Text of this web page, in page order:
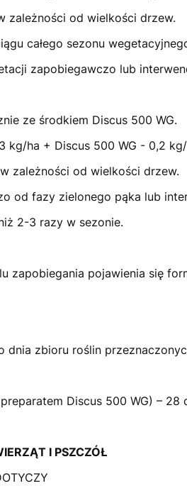
zależności od wielkości drzew.
całego sezonu
zapobiegawczo lub
ze środkiem Discus 500 WG.
kg/ha + Discus 500 WG - 0,2
zależności od wielkości drzew.
od fazy zielonego pąka lub
2-3 razy w sezonie.
zapobiegania pojawienia się
dnia zbioru roślin
Discus 500 WG) – 28
I PSZCZÓŁ